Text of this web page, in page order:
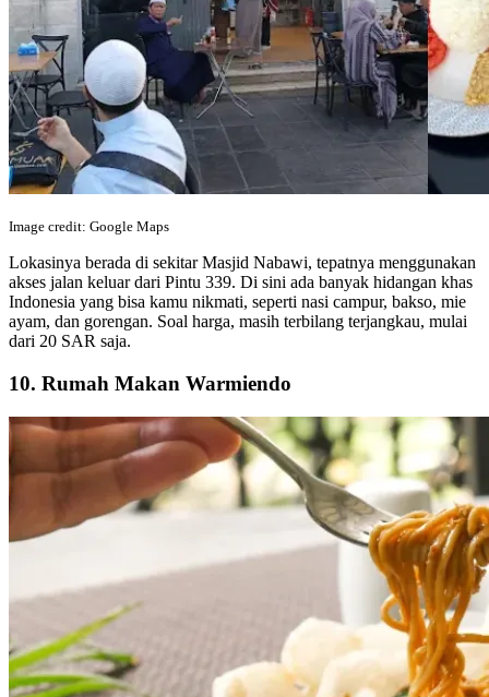
Image credit: Google Maps
Lokasinya berada di sekitar Masjid Nabawi, tepatnya menggunakan
akses jalan keluar dari Pintu 339. Di sini ada banyak hidangan khas
Indonesia yang bisa kamu nikmati, seperti nasi campur, bakso, mie
ayam, dan gorengan. Soal harga, masih terbilang terjangkau, mulai
dari 20 SAR saja.
10. Rumah Makan Warmiendo